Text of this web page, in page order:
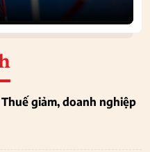
giảm, doanh nghiệp